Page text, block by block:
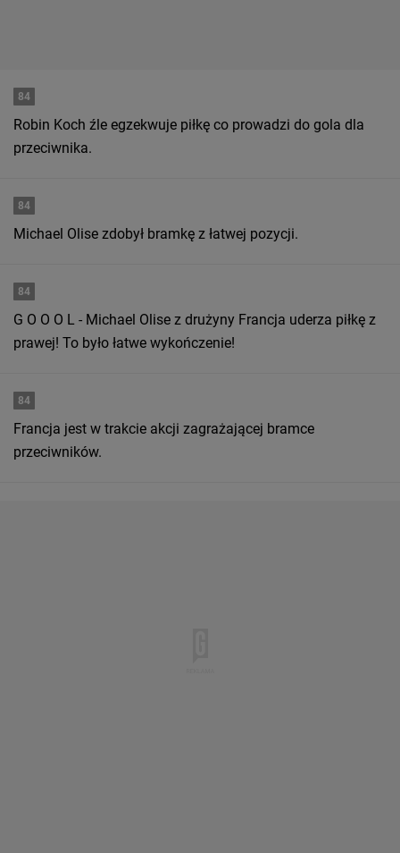
84
Robin Koch źle egzekwuje piłkę co prowadzi do gola dla
przeciwnika.
84
Michael Olise zdobył bramkę z łatwej pozycji.
84
G O O O L - Michael Olise z drużyny Francja uderza piłkę z
prawej! To było łatwe wykończenie!
84
Francja jest w trakcie akcji zagrażającej bramce
przeciwników.